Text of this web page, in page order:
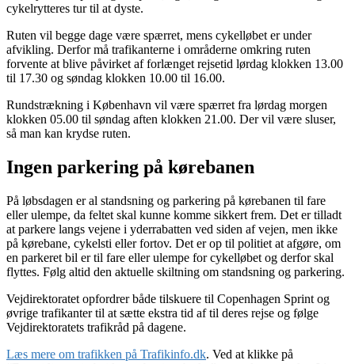
cykelrytteres tur til at dyste.
Ruten vil begge dage være spærret, mens cykelløbet er under
afvikling. Derfor må trafikanterne i områderne omkring ruten
forvente at blive påvirket af forlænget rejsetid lørdag klokken 13.00
til 17.30 og søndag klokken 10.00 til 16.00.
Rundstrækning i København vil være spærret fra lørdag morgen
klokken 05.00 til søndag aften klokken 21.00. Der vil være sluser,
så man kan krydse ruten.
Ingen parkering på kørebanen
På løbsdagen er al standsning og parkering på kørebanen til fare
eller ulempe, da feltet skal kunne komme sikkert frem. Det er tilladt
at parkere langs vejene i yderrabatten ved siden af vejen, men ikke
på kørebane, cykelsti eller fortov. Det er op til politiet at afgøre, om
en parkeret bil er til fare eller ulempe for cykelløbet og derfor skal
flyttes. Følg altid den aktuelle skiltning om standsning og parkering.
Vejdirektoratet opfordrer både tilskuere til Copenhagen Sprint og
øvrige trafikanter til at sætte ekstra tid af til deres rejse og følge
Vejdirektoratets trafikråd på dagene.
Læs mere om trafikken på Trafikinfo.dk. Ved at klikke på